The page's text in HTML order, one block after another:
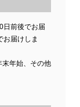
日前後でお届
お届けしま
末年始、その他